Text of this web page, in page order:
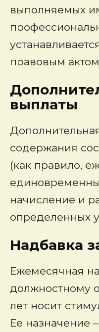
выполняемых
правовым актом
выплаты
содержания
(как правило,
начисление и
определенных
Надбавка
Ежемесячная
должностному
лет носит
Ее назначение